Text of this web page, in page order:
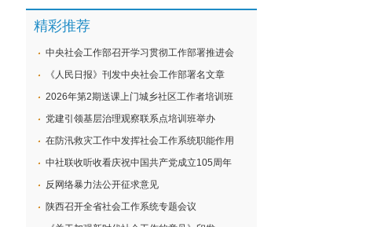
精彩推荐
中央社会工作部召开学习贯彻工作部署推进会
《人民日报》刊发中央社会工作部署名文章
2026年第2期送课上门城乡社区工作者培训班
党建引领基层治理观察联系点培训班举办
在防汛救灾工作中发挥社会工作系统职能作用
中社联收听收看庆祝中国共产党成立105周年
反网络暴力法公开征求意见
陕西召开全省社会工作系统专题会议